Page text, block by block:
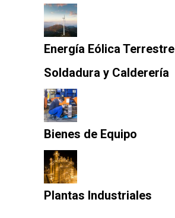
Energía Eólica Terrestre
Soldadura y Calderería
Bienes de Equipo
Plantas Industriales